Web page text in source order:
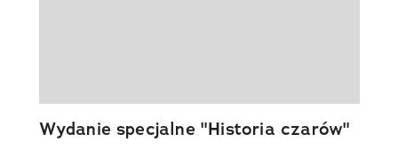
Wydanie specjalne "Historia czarów"